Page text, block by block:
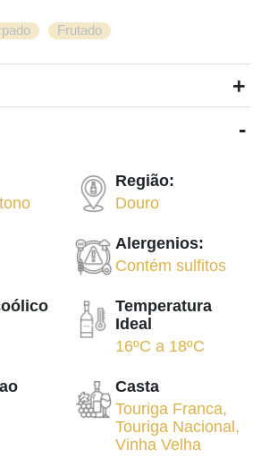
Frutado
+
-
Região:
Douro
Alergenios:
Contém sulfitos
Temperatura
Ideal
16ºC a 18ºC
Casta
Touriga Franca,
Touriga Nacional ,
Vinha Velha